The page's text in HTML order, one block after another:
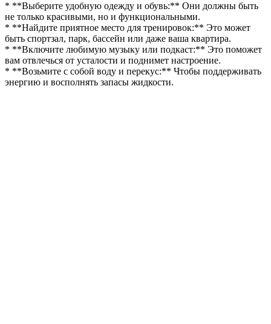
* **Выберите удобную одежду и обувь:** Они должны быть
не только красивыми, но и функциональными.
* **Найдите приятное место для тренировок:** Это может
быть спортзал, парк, бассейн или даже ваша квартира.
* **Включите любимую музыку или подкаст:** Это поможет
вам отвлечься от усталости и поднимет настроение.
* **Возьмите с собой воду и перекус:** Чтобы поддерживать
энергию и восполнять запасы жидкости.